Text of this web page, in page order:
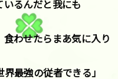
いるんだと我にも
食わせたらまあ気に入り
最強の従者できる」